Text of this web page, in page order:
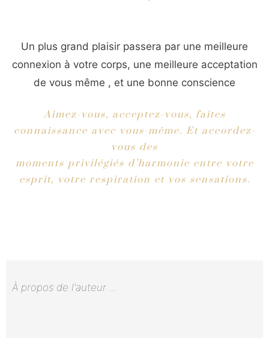
Un plus grand plaisir passera par une meilleure
connexion à votre corps, une meilleure acceptation
de vous même , et une bonne conscience
Aimez-vous, acceptez-vous, faites
connaissance avec vous-même. Et accordez-
vous des
moments privilégiés d’harmonie entre votre
esprit, votre respiration et vos sensations.
À propos de l'auteur ...